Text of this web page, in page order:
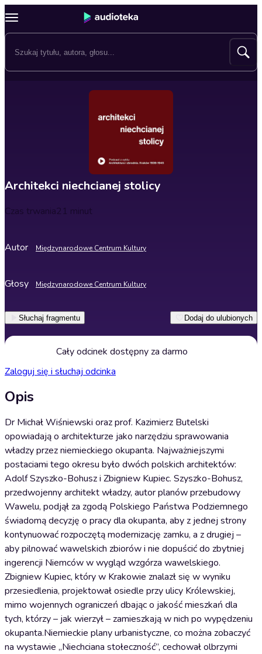
Architekci niechcianej stolicy
Czas trwania21 minut
Autor Międzynarodowe Centrum Kultury
Głosy Międzynarodowe Centrum Kultury
Słuchaj fragmentu Dodaj do ulubionych
Cały odcinek dostępny za darmo
Zaloguj się i słuchaj odcinka
Opis
Dr Michał Wiśniewski oraz prof. Kazimierz Butelski
opowiadają o architekturze jako narzędziu sprawowania
władzy przez niemieckiego okupanta. Najważniejszymi
postaciami tego okresu było dwóch polskich architektów:
Adolf Szyszko-Bohusz i Zbigniew Kupiec. Szyszko-Bohusz,
przedwojenny architekt władzy, autor planów przebudowy
Wawelu, podjął za zgodą Polskiego Państwa Podziemnego
świadomą decyzję o pracy dla okupanta, aby z jednej strony
kontynuować rozpoczętą modernizację zamku, a z drugiej –
aby pilnować wawelskich zbiorów i nie dopuścić do zbytniej
ingerencji Niemców w wygląd wzgórza wawelskiego.
Zbigniew Kupiec, który w Krakowie znalazł się w wyniku
przesiedlenia, projektował osiedle przy ulicy Królewskiej,
mimo wojennych ograniczeń dbając o jakość mieszkań dla
tych, którzy – jak wierzył – zamieszkają w nich po wypędzeniu
okupanta.Niemieckie plany urbanistyczne, co można zobaczyć
na wystawie „Niechciana stołeczność”, cechował olbrzymi